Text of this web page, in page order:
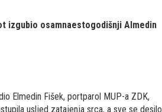
izgubio osamnaestogodišnji Almedin
Elmedin Fišek, portparol MUP-a ZDK,
usljed zatajenja srca, a sve se desilo